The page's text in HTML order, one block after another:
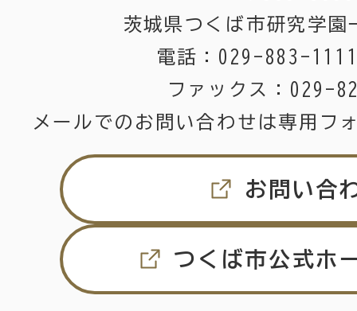
茨城県つくば市研究学園
電話： 029-883-
ファックス： 029-
メールでのお問い合わせは専用フ
お問い合
つくば市公式ホ